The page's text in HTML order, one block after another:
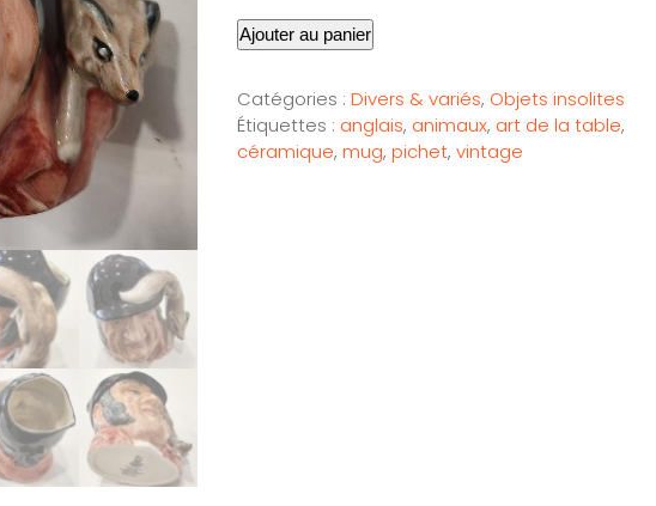
Ajouter au panier
Catégories : Divers & variés, Objets insolites
Étiquettes : anglais, animaux, art de la table,
céramique, mug, pichet, vintage